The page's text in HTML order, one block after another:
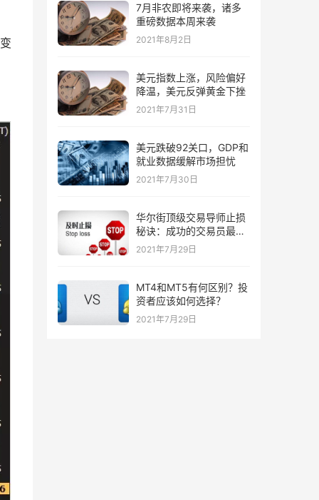
7月非农即将来袭，诸多
重磅数据本周来袭
2021年8月2日
美元指数上涨，风险偏好
降温，美元反弹黄金下挫
2021年7月31日
美元跌破92关口，GDP和
就业数据缓解市场担忧
2021年7月30日
华尔街顶级交易导师止损
秘诀：成功的交易员最喜
欢的三种止损策略！
2021年7月29日
MT4和MT5有何区别？投
资者应该如何选择？
2021年7月29日